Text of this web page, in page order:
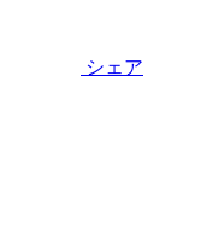
シェア